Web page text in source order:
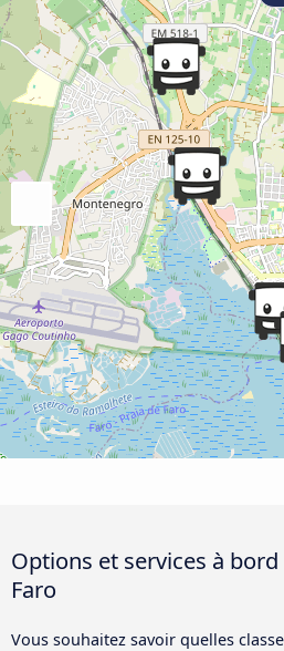
Options et services à
Faro
Vous souhaitez savoir quelles